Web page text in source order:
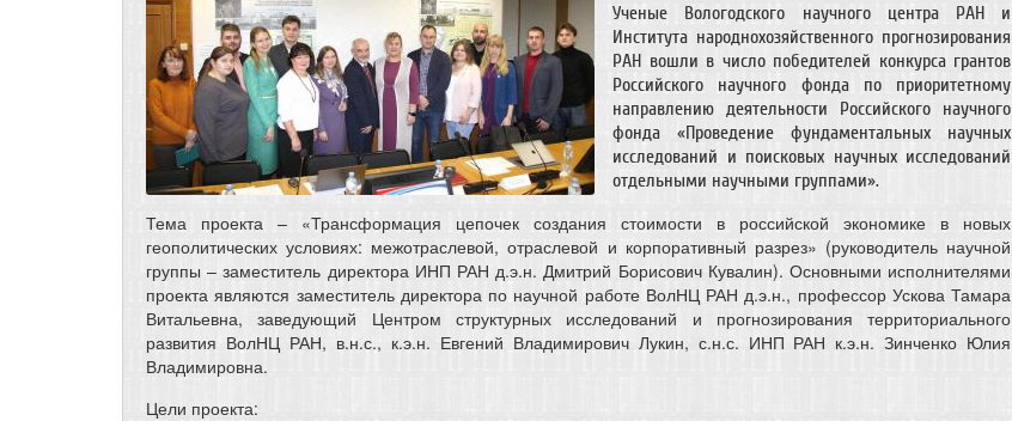
Ученые Вологодского научного центра РАН и
Института народнохозяйственного прогнозирования
РАН вошли в число победителей конкурса грантов
Российского научного фонда по приоритетному
направлению деятельности Российского научного
фонда «Проведение фундаментальных научных
исследований и поисковых научных исследований
отдельными научными группами».
Тема проекта – «Трансформация цепочек создания стоимости в российской экономике в новых
геополитических условиях: межотраслевой, отраслевой и корпоративный разрез» (руководитель научной
группы – заместитель директора ИНП РАН д.э.н. Дмитрий Борисович Кувалин). Основными исполнителями
проекта являются заместитель директора по научной работе ВолНЦ РАН д.э.н., профессор Ускова Тамара
Витальевна, заведующий Центром структурных исследований и прогнозирования территориального
развития ВолНЦ РАН, в.н.с., к.э.н. Евгений Владимирович Лукин, с.н.с. ИНП РАН к.э.н. Зинченко Юлия
Владимировна.
Цели проекта: